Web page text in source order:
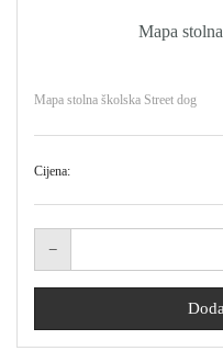
Mapa
Mapa stolna školska Street dog
Cijena: